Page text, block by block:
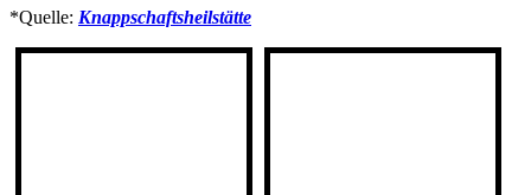
*Quelle: Knappschaftsheilstätte